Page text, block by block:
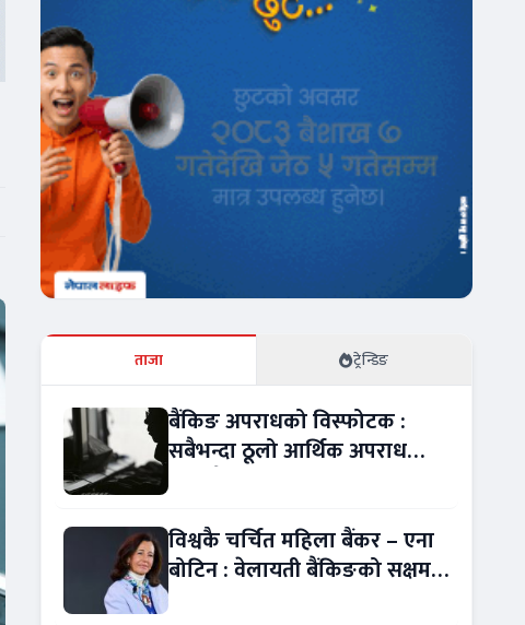
ताजा ट्रेन्डिङ
बैंकिङ अपराधको विस्फोटक :
सबैभन्दा ठूलो आर्थिक अपराध
विश्वकै चर्चित महिला बैंकर – एना
बोटिन : वेलायती बैंकिङको सक्षम